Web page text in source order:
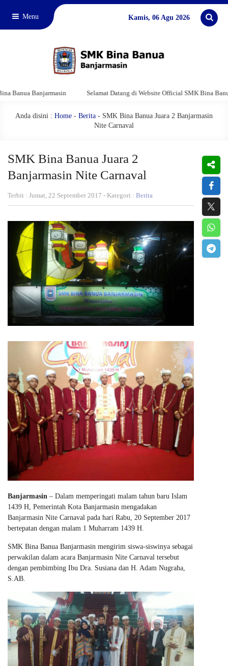
Menu Kamis, 06 Agu 2026
Selamat Datang di Website Official SMK Bina Banua
Anda disini : Home - Berita - SMK Bina Banua Juara 2 Banjarmasin
Nite Carnaval
SMK Bina Banua Juara 2
Banjarmasin Nite Carnaval
Terbit : Jumat, 22 September 2017 - Kategori : Berita
Banjarmasin – Dalam memperingati malam tahun baru Islam
1439 H, Pemerintah Kota Banjarmasin mengadakan
Banjarmasin Nite Carnaval pada hari Rabu, 20 September 2017
bertepatan dengan malam 1 Muharram 1439 H.
SMK Bina Banua Banjarmasin mengirim siswa-siswinya sebagai
perwakilan dalam acara Banjarmasin Nite Carnaval tersebut
dengan pembimbing Ibu Dra. Susiana dan H. Adam Nugraha,
S.AB.